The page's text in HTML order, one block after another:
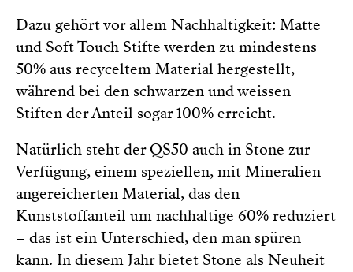
Dazu gehört vor allem Nachhaltigkeit: Matte
und Soft Touch Stifte werden zu mindestens
50% aus recyceltem Material hergestellt,
während bei den schwarzen und weissen
Stiften der Anteil sogar 100% erreicht.
Natürlich steht der QS50 auch in Stone zur
Verfügung, einem speziellen, mit Mineralien
angereicherten Material, das den
Kunststoffanteil um nachhaltige 60% reduziert
– das ist ein Unterschied, den man spüren
kann. In diesem Jahr bietet Stone als Neuheit